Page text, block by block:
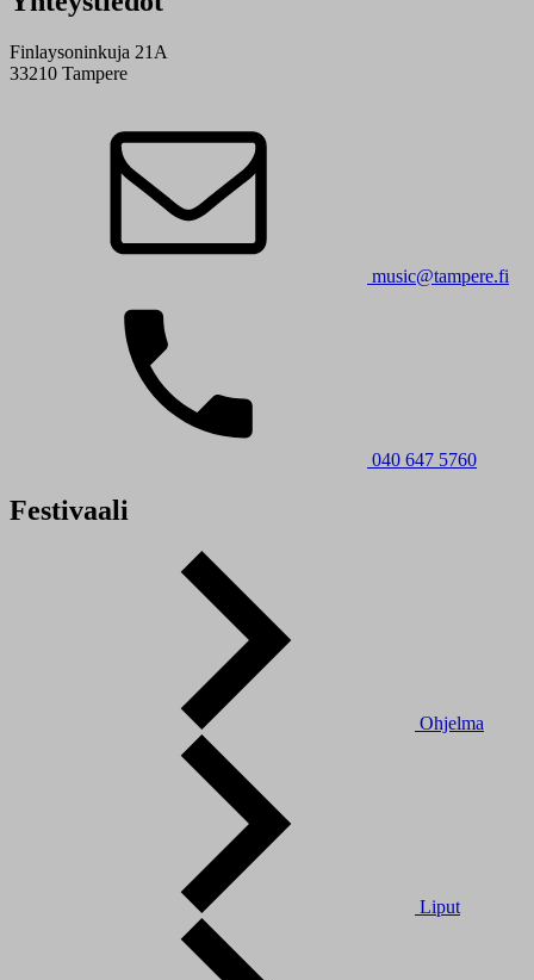
Finlaysoninkuja 21A
33210 Tampere
music@tampere.fi
040 647 5760
Festivaali
Ohjelma
Liput